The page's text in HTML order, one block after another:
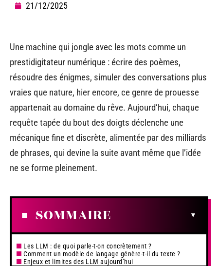
21/12/2025
Une machine qui jongle avec les mots comme un
prestidigitateur numérique : écrire des poèmes,
résoudre des énigmes, simuler des conversations plus
vraies que nature, hier encore, ce genre de prouesse
appartenait au domaine du rêve. Aujourd’hui, chaque
requête tapée du bout des doigts déclenche une
mécanique fine et discrète, alimentée par des milliards
de phrases, qui devine la suite avant même que l’idée
ne se forme pleinement.
SOMMAIRE
Les LLM : de quoi parle-t-on concrètement ?
Comment un modèle de langage génère-t-il du texte ?
Enjeux et limites des LLM aujourd’hui